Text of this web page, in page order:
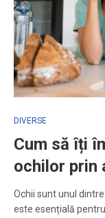
DIVERSE
Cum să îți
ochilor prin
Ochii sunt unul
este esențială